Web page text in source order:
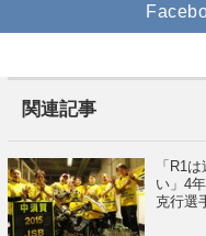
関連記事
「R1
い」4
克行選